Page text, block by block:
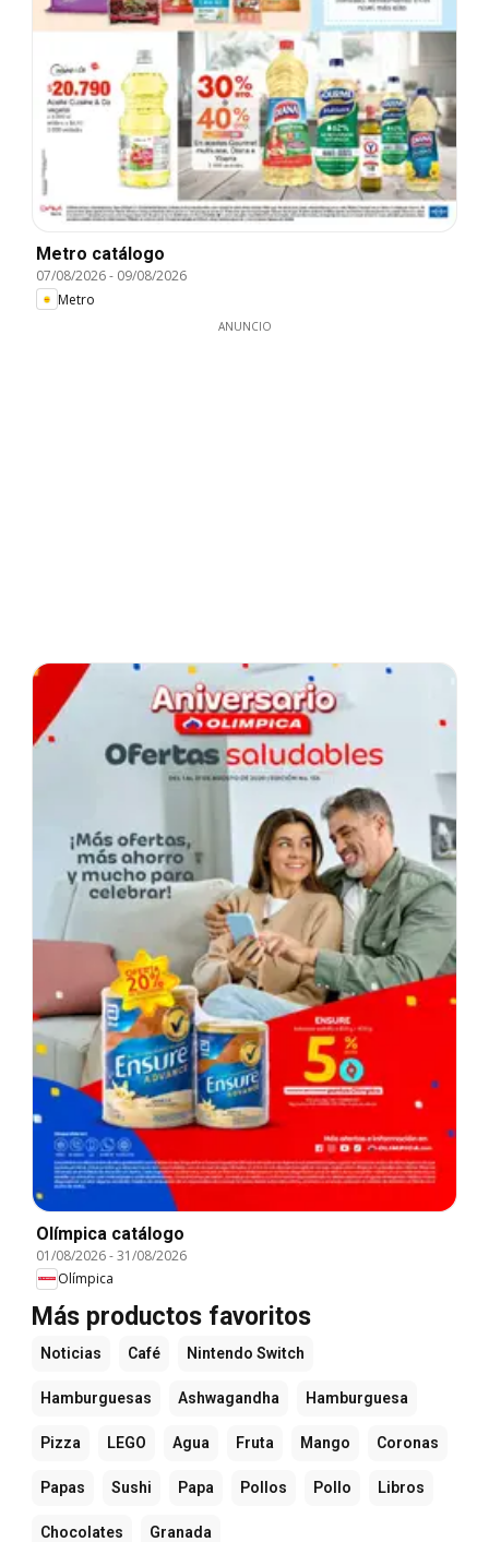
Metro catálogo
07/08/2026- 09/08/2026
Metro
ANUNCIO
Olímpica catálogo
01/08/2026-31/08/2026
Olímpica
Más productos favoritos
Noticias Café Nintendo Switch
Hamburguesas Ashwagandha Hamburguesa
Pizza LEGO Agua Fruta Mango Coronas
Papas Sushi Papa Pollos Pollo Libros
Chocolates Granada